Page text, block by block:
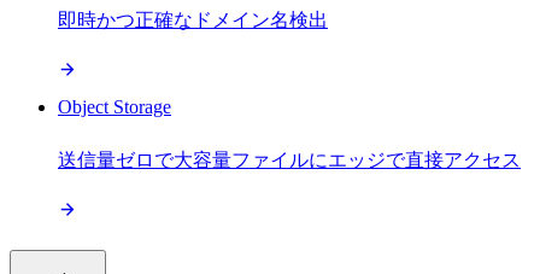
即時かつ正確なドメイン名検出
Object Storage
送信量ゼロで大容量ファイルにエッジで直接アクセス